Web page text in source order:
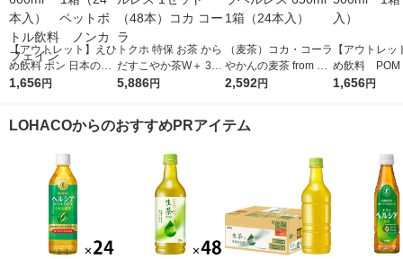
【アウトレット】えひ
め飲料 ポン 日本の麦
茶 600ml 1箱（2
ン
1,656円
トクホ 特保 お茶 から
だすこやか茶W＋ 350
ml ラベルレス 1セッ
5,886円
（麦茶）コカ・コーラ
やかんの麦茶 from 爽
健美茶 ラベルレス 65
2,592円
【アウトレッ
め飲料
龍茶 500ml
1,656円
LOHACOからのおすすめPRアイテム